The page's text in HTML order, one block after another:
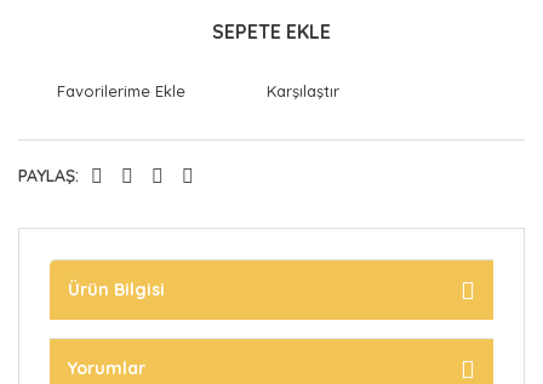
SEPETE EKLE
Karşılaştır
PAYLAŞ:
Ürün Bilgisi
Yorumlar